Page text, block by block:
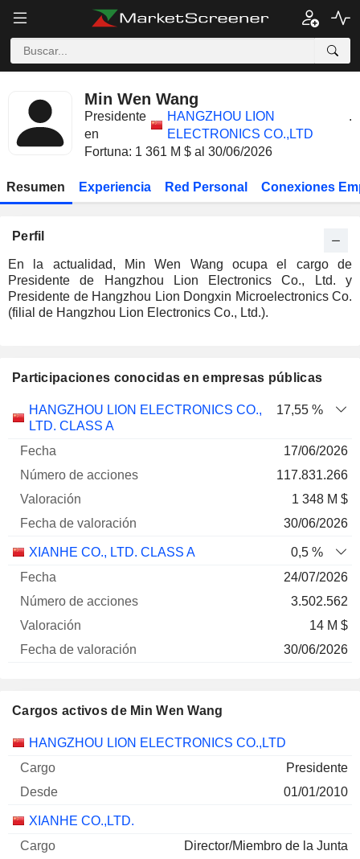
Min Wen Wang
Presidente
en
HANGZHOU LION
ELECTRONICS CO.,LTD
.
Fortuna: 1 361 M $ al 30/06/2026
Resumen Experiencia Red Personal Conexiones
Perfil
En la actualidad, Min Wen Wang ocupa el cargo de
Presidente de Hangzhou Lion Electronics Co., Ltd. y
Presidente de Hangzhou Lion Dongxin Microelectronics Co.
(filial de Hangzhou Lion Electronics Co., Ltd.).
Participaciones conocidas en empresas públicas
Número
HANGZHOU LION ELECTRONICS CO.,
LTD. CLASS A
17,55 %
17/06/2026
117.831.266
1 348 M $
30/06/2026
XIANHE CO., LTD. CLASS A
0,5 %
24/07/2026
3.502.562
14 M $
30/06/2026
Cargos activos de Min Wen Wang
Empresas Cargo Inicio
HANGZHOU LION ELECTRONICS CO.,LTD
Presidente
01/01/2010
XIANHE CO.,LTD.
Director/Miembro de la Junta